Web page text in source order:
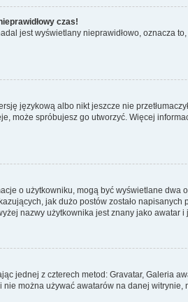
czas!
jest wyświetlany nieprawidłowo, oznacza
językową albo nikt jeszcze nie
może spróbujesz go utworzyć. Więcej
o użytkowniku, mogą być wyświetlane
jak dużo postów zostało
nazwy użytkownika jest znany jako awatar
jednej z czterech metod: Gravatar, Galeria
można używać awatarów na danej witrynie,